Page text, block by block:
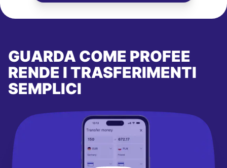
GUARDA COME PROFEE
RENDE I TRASFERIMENTI
SEMPLICI